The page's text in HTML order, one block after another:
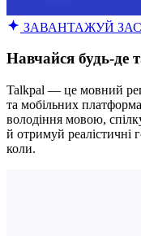
ЗАВАНТАЖУЙ
Навчайся будь-де
Talkpal — це мовний
та мобільних
володіння мовою,
й отримуй реалістичні
коли.